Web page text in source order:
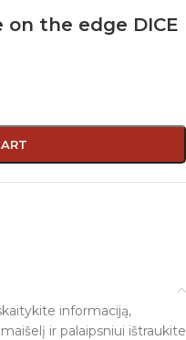
the edge DICE
informaciją,
ir palaipsniui ištraukite